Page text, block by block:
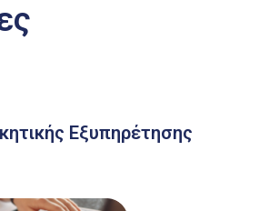
Εξυπηρέτησης